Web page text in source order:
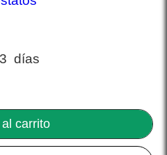
días
carrito